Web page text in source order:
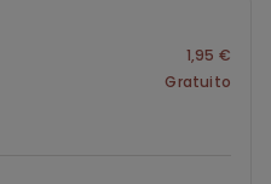
1,95 €
Gratuito